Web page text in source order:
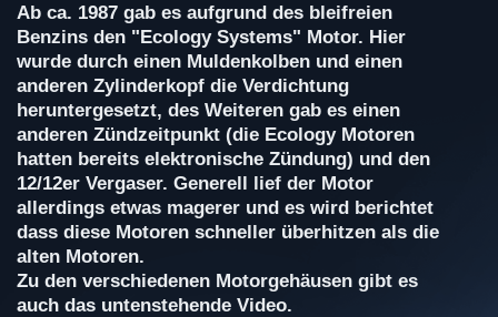
Ab ca. 1987 gab es aufgrund des bleifreien
Benzins den "Ecology Systems" Motor. Hier
wurde durch einen Muldenkolben und einen
anderen Zylinderkopf die Verdichtung
heruntergesetzt, des Weiteren gab es einen
anderen Zündzeitpunkt (die Ecology Motoren
hatten bereits elektronische Zündung) und den
12/12er Vergaser. Generell lief der Motor
allerdings etwas magerer und es wird berichtet
dass diese Motoren schneller überhitzen als die
alten Motoren.
Zu den verschiedenen Motorgehäusen gibt es
auch das untenstehende Video.